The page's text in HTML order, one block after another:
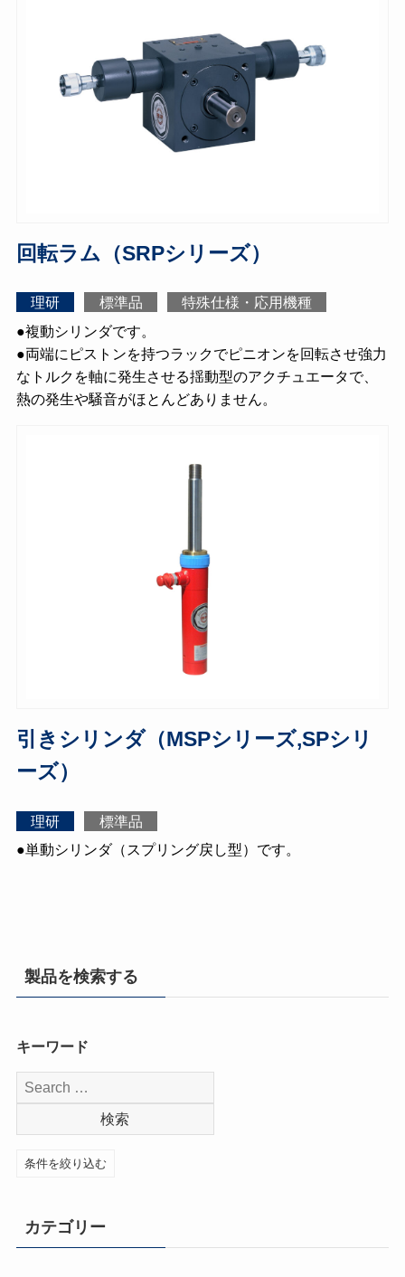
回転ラム（SRPシリーズ）
理研 標準品
特殊仕様・応用機種
●複動シリンダです。
●両端にピストンを持つラックでピニオンを回転させ強力
なトルクを軸に発生させる揺動型のアクチュエータで、
熱の発生や騒音がほとんどありません。
引きシリンダ（MSPシリーズ,SPシリ
ーズ）
理研
標準品
●単動シリンダ（スプリング戻し型）です。
製品を検索する
キーワード
条件を絞り込む
カテゴリー